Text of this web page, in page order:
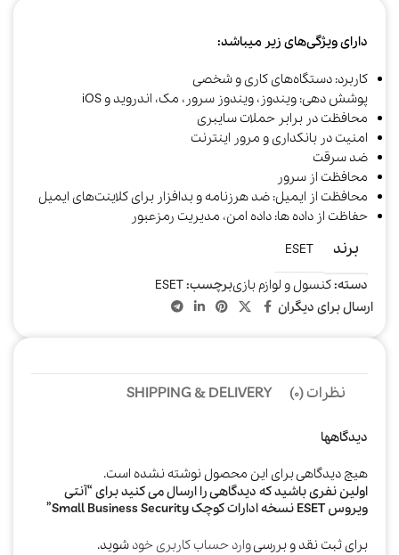
دارای ویژگی‌های زیر میباشد:
کاربرد: دستگاه‌های کاری و شخصی
پوشش دهی: ویندوز، ویندوز سرور، مک، اندروید و iOS
محافظت در برابر حملات سایبری
امنیت در بانکداری و مرور اینترنت
ضد سرقت
محافظت از سرور
محافظت از ایمیل: ضد هرزنامه و بدافزار برای کلاینت‌های ایمیل
حفاظت از داده ها: داده امن، مدیریت رمزعبور
برند
ESET
دسته:کنسول و لوازم بازیبرچسب:ESET
ارسال برای دیگران
نظرات (0) SHIPPING & DELIVERY
دیدگاهها
هیچ دیدگاهی برای این محصول نوشته نشده است.
اولین نفری باشید که دیدگاهی را ارسال می کنید برای “آنتی
ویروس ESET نسخه ادارات کوچک Small Business Security”
برای ثبت نقد و بررسیوارد حساب کاربری خود شوید.